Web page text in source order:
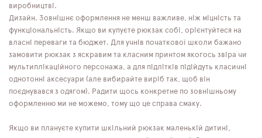
виробництві.
Дизайн. Зовнішнє оформлення не менш важливе, ніж міцність та
функціональність. Якщо ви купуєте рюкзак собі, орієнтуйтеся на
власні переваги та бюджет. Для учнів початкової школи бажано
замовити рюкзак з яскравим та класним принтом якогось звіра чи
мультиплікаційного персонажа, а для підлітків підійдуть класичні
однотонні аксесуари (але вибирайте виріб так, щоб він
поєднувався з одягом). Радити щось конкретне по зовнішньому
оформленню ми не можемо, тому що це справа смаку.
Якщо ви плануєте купити шкільний рюкзак маленькій дитині,